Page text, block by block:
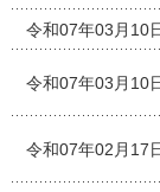
令和07年03月10
令和07年03月10
令和07年02月17